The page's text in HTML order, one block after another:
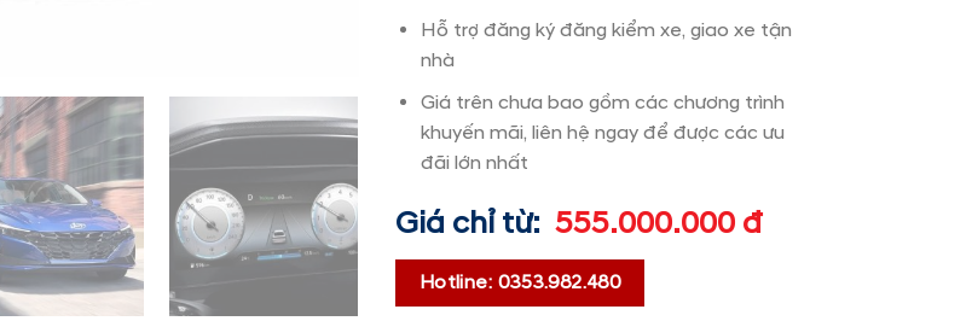
Hỗ trợ đăng ký đăng kiểm xe, giao xe tận
nhà
Giá trên chưa bao gồm các chương trình
khuyến mãi, liên hệ ngay để được các ưu
đãi lớn nhất
Giá chỉ từ: 555.000.000 đ
Hotline: 0353.982.480